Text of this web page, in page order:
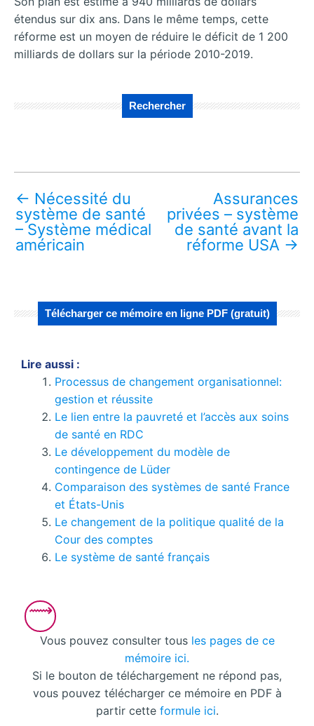
étendus sur dix ans. Dans le même temps, cette
réforme est un moyen de réduire le déficit de 1 200
milliards de dollars sur la période 2010-2019.
Rechercher
← Nécessité du
système de santé
– Système médical
américain
Assurances
privées – système
de santé avant la
réforme USA →
Télécharger ce mémoire en ligne PDF (gratuit)
Lire aussi :
Processus de changement organisationnel:
gestion et réussite
Le lien entre la pauvreté et l’accès aux soins
de santé en RDC
Le développement du modèle de
contingence de Lüder
Comparaison des systèmes de santé France
et États-Unis
Le changement de la politique qualité de la
Cour des comptes
Le système de santé français
Vous pouvez consulter tous les pages de ce
mémoire ici.
Si le bouton de téléchargement ne répond pas,
vous pouvez télécharger ce mémoire en PDF à
partir cette formule ici.